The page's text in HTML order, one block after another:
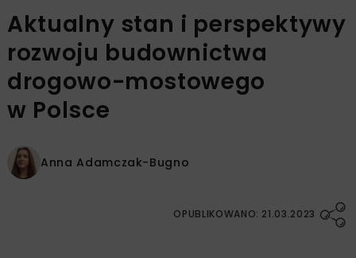
Aktualny stan i perspektywy
rozwoju budownictwa
drogowo-mostowego
w Polsce
Anna Adamczak-Bugno
OPUBLIKOWANO: 21.03.2023